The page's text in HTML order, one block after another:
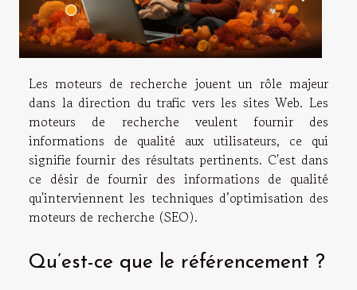
Les moteurs de recherche jouent un rôle majeur
dans la direction du trafic vers les sites Web. Les
moteurs de recherche veulent fournir des
informations de qualité aux utilisateurs, ce qui
signifie fournir des résultats pertinents. C'est dans
ce désir de fournir des informations de qualité
qu'interviennent les techniques d’optimisation des
moteurs de recherche (SEO).
Qu’est-ce que le référencement ?